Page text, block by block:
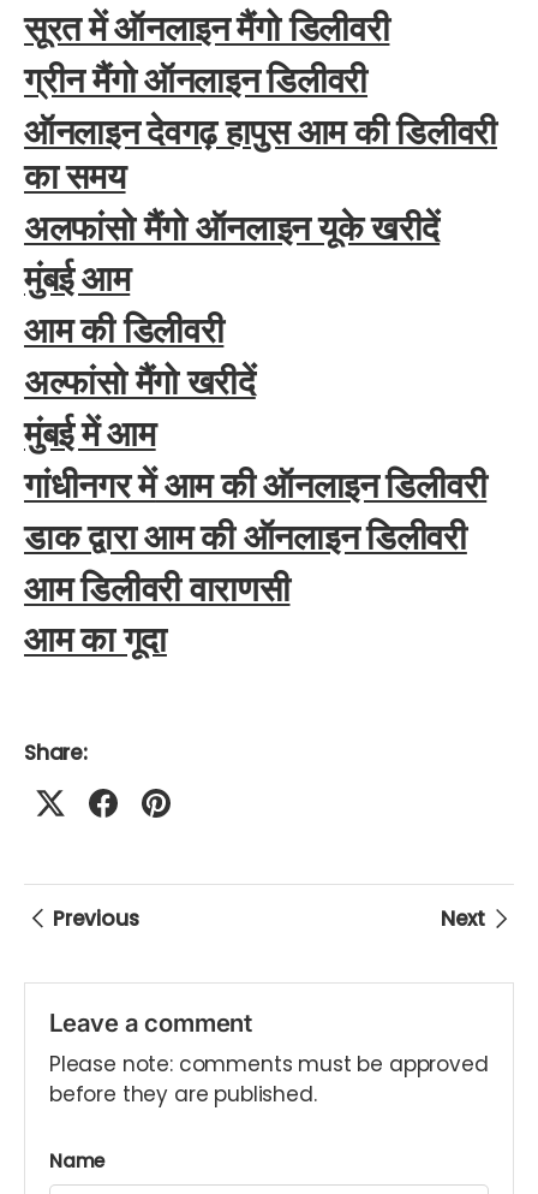
सूरत में ऑनलाइन मैंगो डिलीवरी
ग्रीन मैंगो ऑनलाइन डिलीवरी
ऑनलाइन देवगढ़ हापुस आम की डिलीवरी
का समय
अलफांसो मैंगो ऑनलाइन यूके खरीदें
मुंबई आम
आम की डिलीवरी
अल्फांसो मैंगो खरीदें
मुंबई में आम
गांधीनगर मेंआम की ऑनलाइन डिलीवरी
डाक द्वारा आम की ऑनलाइन डिलीवरी
आम डिलीवरी वाराणसी
आम का गूदा
Share:
Previous Next
Leave a comment
Please note: comments must be approved
before they are published.
Name